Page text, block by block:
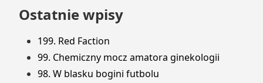
stopki
Ostatnie wpisy
199. Red Faction
99. Chemiczny mocz amatora ginekologii
98. W blasku bogini futbolu